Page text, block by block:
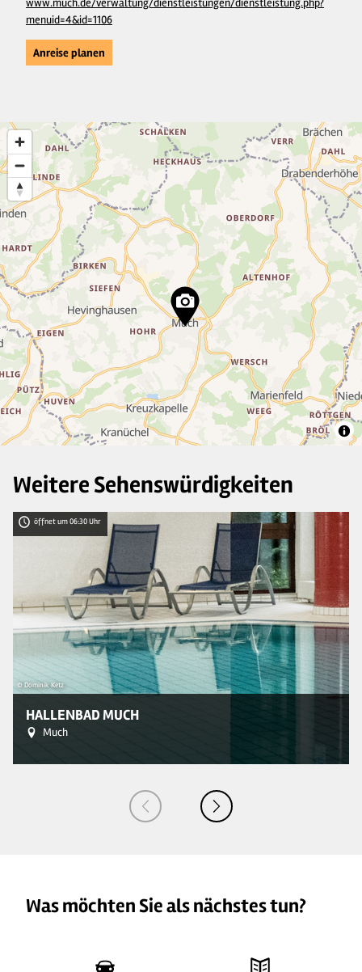
www.much.de/verwaltung/dienstleistungen/dienstleistung.php?
menuid=4&id=1106
Anreise planen
19
3
2
2
2
Weitere Sehenswürdigkeiten
öffnet um 06:30 Uhr
© Dominik Ketz
HALLENBAD MUCH
Much
Was möchten Sie als nächstes tun?